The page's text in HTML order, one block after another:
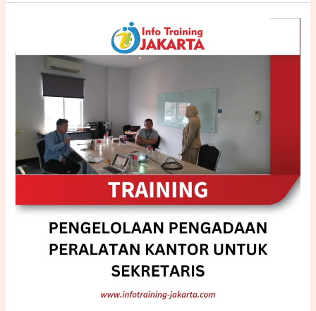
PENGADAAN
PERALATAN
KANTOR
SEKRETARIS